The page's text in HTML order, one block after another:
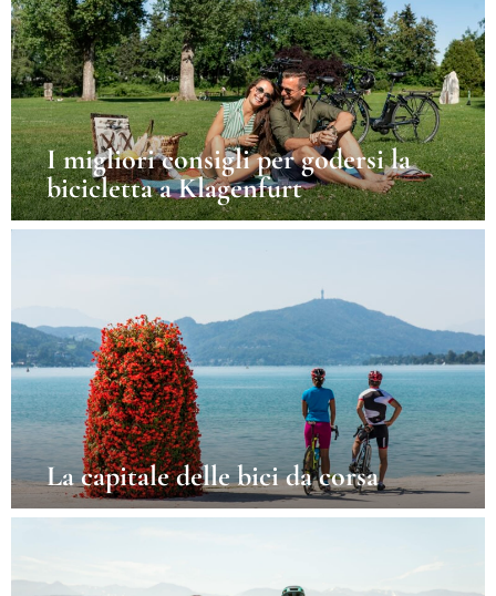
I migliori consigli per godersi la
bicicletta a Klagenfurt
La capitale delle bici da corsa